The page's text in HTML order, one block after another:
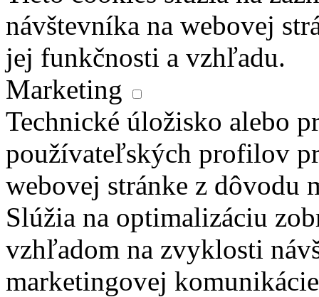
návštevníka na webovej
jej funkčnosti a vzhľadu.
Marketing
Technické úložisko alebo
používateľských profilov
webovej stránke z dôvodu
Slúžia na optimalizáciu
vzhľadom na zvyklosti
marketingovej